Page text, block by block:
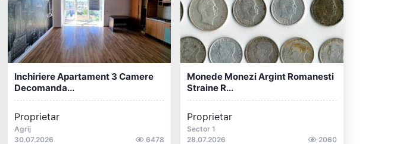
Inchiriere Apartament 3 Camere
Decomanda...
Proprietar
Agrij
30.07.2026
6478
Monede Monezi Argint Romanesti
Straine R...
Proprietar
Sector 1
28.07.2026
2060